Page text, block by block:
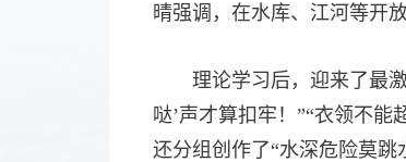
晴强调，在水库、江河等开
理论学习后，迎来了最
哒’声才算扣牢！”“衣领不
还分组创作了“水深危险莫